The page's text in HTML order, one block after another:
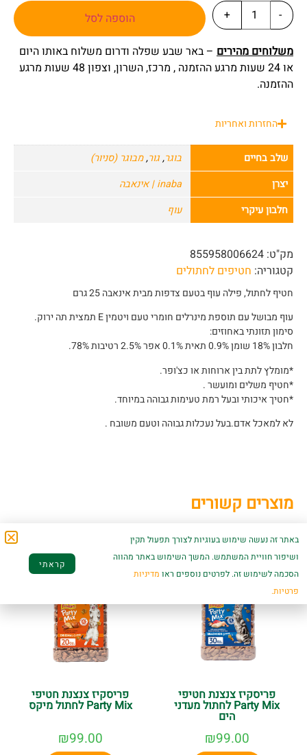
-
+
הוספה לסל
משלוחים מהירים – באר שבע שפלה ודרום משלוח באותו היום
או 24 שעות מרגע ההזמנה , מרכז, השרון, וצפון 48 שעות מרגע
ההזמנה.
החזרות ואחריות
שלב בחיים בוגר,גור,מבוגר (סניור)
יצרן
inaba | אינאבה
חלבון עיקרי
עוף
מק"ט: 855958006624
קטגוריה: חטיפים לחתולים
חטיף לחתול, פילה עוף בטעם צדפות מבית אינאבה 25 גרם
עוף מבושל עם תוספת מינרלים חומרי טעם ויטמין E תמצית תה ירוק.
סימון תזונתי באחוזים:
חלבון 18% שומן 0.9% תאית 0.1% אפר 2.5% רטיבות 78%.
*מומלץ לתת בין ארוחות או כצ'ופר.
*חטיף משלים ומועשר .
*חטיך איכותי ובעל רמת טעימות גבוהה במיוחד.
לא למאכל אדם.בעל נעכלות גבוהה וטעם משובח .
מוצרים קשורים
פריסקיז צנצנת חטיפי
Party Mix לחתול מעדני
הים
₪99.00
פריסקיז צנצנת חטיפי
Party Mix לחתול מיקס
₪99.00
באתר זה נעשה שימוש בעוגיות לצורך תפעול תקין
ושיפור חוויית המשתמש. המשך השימוש באתר מהווה
הסכמה לשימוש זה. לפרטים נוספים ראו מדיניות
פרטיות.
קראתי